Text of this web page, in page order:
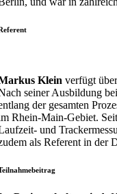
Klein verfügt
seiner Ausbildung
der gesamten
Rhein-Main-Gebiet.
und
als Referent in der